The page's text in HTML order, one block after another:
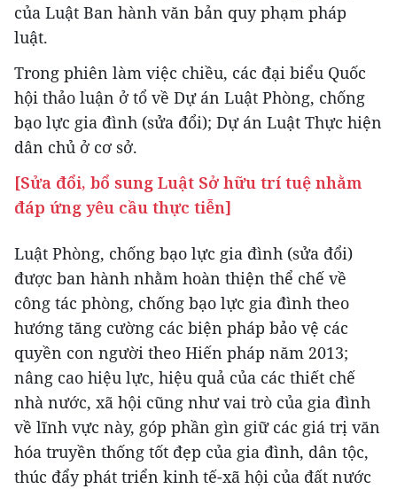
của Luật Ban hành văn bản quy phạm pháp
luật.
Trong phiên làm việc chiều, các đại biểu Quốc
hội thảo luận ở tổ về Dự án Luật Phòng, chống
bạo lực gia đình (sửa đổi); Dự án Luật Thực hiện
dân chủ ở cơ sở.
[Sửa đổi, bổ sung Luật Sở hữu trí tuệ nhằm
đáp ứng yêu cầu thực tiễn]
Luật Phòng, chống bạo lực gia đình (sửa đổi)
được ban hành nhằm hoàn thiện thể chế về
công tác phòng, chống bạo lực gia đình theo
hướng tăng cường các biện pháp bảo vệ các
quyền con người theo Hiến pháp năm 2013;
nâng cao hiệu lực, hiệu quả của các thiết chế
nhà nước, xã hội cũng như vai trò của gia đình
về lĩnh vực này, góp phần gìn giữ các giá trị văn
hóa truyền thống tốt đẹp của gia đình, dân tộc,
thúc đẩy phát triển kinh tế-xã hội của đất nước